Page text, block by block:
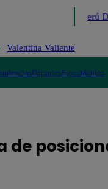
Perú
Valentina Valiente
DeportesEspectáculos
de